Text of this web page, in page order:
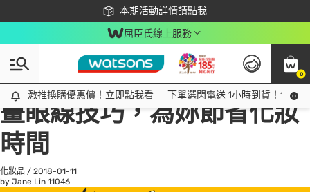
本期活動詳情請點我
下載app最高回饋$350
屈臣氏線上服務
0
激推換購優惠價！立即點我看
激推換購優惠價！立即點我看 下單選閃電送 1小時到貨！領神
All
話題趨勢
畫眼線技巧，為妳節省化妝
時間
化妝品 / 2018-01-11
by Jane Lin 11046